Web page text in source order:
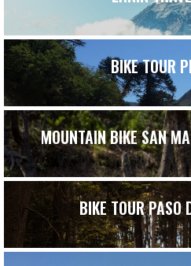
BIKE TOUR
MOUNTAIN BIKE SAN
BIKE TOUR PASO